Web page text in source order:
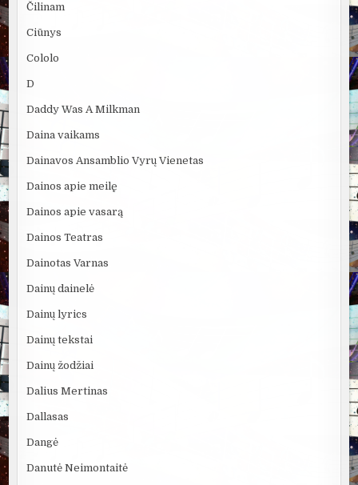
Čilinam
Ciūnys
Cololo
D
Daddy Was A Milkman
Daina vaikams
Dainavos Ansamblio Vyrų Vienetas
Dainos apie meilę
Dainos apie vasarą
Dainos Teatras
Dainotas Varnas
Dainų dainelė
Dainų lyrics
Dainų tekstai
Dainų žodžiai
Dalius Mertinas
Dallasas
Dangė
Danutė Neimontaitė